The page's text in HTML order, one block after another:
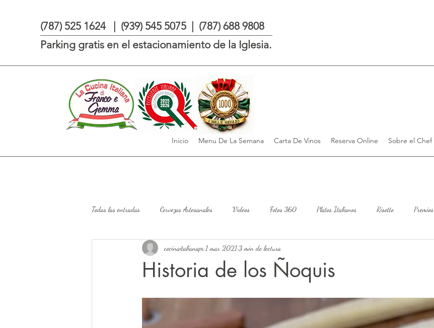
(787) 525 1624 | (939) 545 5075 | (787) 688 9808
Parking gratis en el estacionamiento de la Iglesia.
Inicio Menu De La Semana Carta De Vinos Reserva Online Sobre el Chef
Todas las entradas Cervezas Artesanales Videos Fotos 360 Platos Italianos Risotto Premios
Historia de los Ñoquis
cocinaitalianapr 1 mar 20213 min de lectura